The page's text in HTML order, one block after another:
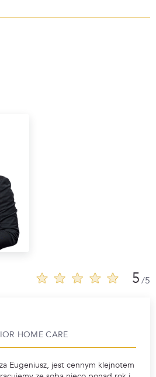
5/5
HOME CARE
Eugeniusz, jest cennym klejnotem